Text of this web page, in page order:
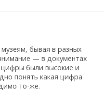
бывая в разных
— в документах
были высокие и
понять какая цифра
то-же.